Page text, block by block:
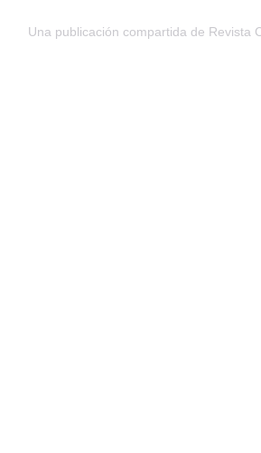
Una publicación compartida de Revista